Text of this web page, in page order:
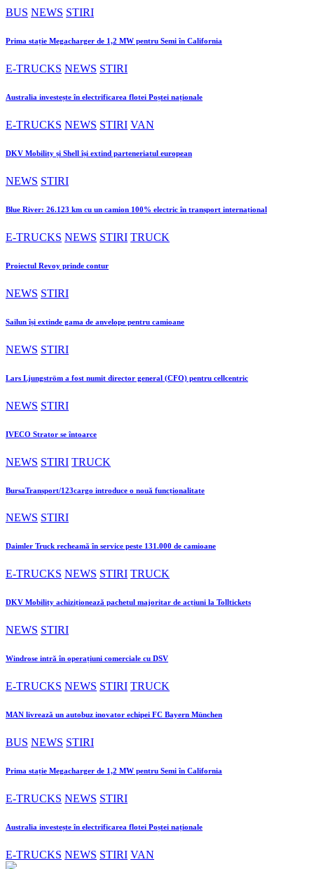
BUS NEWS STIRI
Prima stație Megacharger de 1,2 MW pentru Semi în California
E-TRUCKS NEWS STIRI
Australia investește în electrificarea flotei Poștei naționale
E-TRUCKS NEWS STIRI VAN
DKV Mobility și Shell își extind parteneriatul european
NEWS STIRI
Blue River: 26.123 km cu un camion 100% electric în transport internațional
E-TRUCKS NEWS STIRI TRUCK
Proiectul Revoy prinde contur
NEWS STIRI
Sailun își extinde gama de anvelope pentru camioane
NEWS STIRI
Lars Ljungström a fost numit director general (CFO) pentru cellcentric
NEWS STIRI
IVECO Strator se întoarce
NEWS STIRI TRUCK
BursaTransport/123cargo introduce o nouă funcționalitate
NEWS STIRI
Daimler Truck recheamă în service peste 131.000 de camioane
E-TRUCKS NEWS STIRI TRUCK
DKV Mobility achiziționează pachetul majoritar de acțiuni la Tolltickets
NEWS STIRI
Windrose intră în operațiuni comerciale cu DSV
E-TRUCKS NEWS STIRI TRUCK
MAN livrează un autobuz inovator echipei FC Bayern München
BUS NEWS STIRI
Prima stație Megacharger de 1,2 MW pentru Semi în California
E-TRUCKS NEWS STIRI
Australia investește în electrificarea flotei Poștei naționale
E-TRUCKS NEWS STIRI VAN